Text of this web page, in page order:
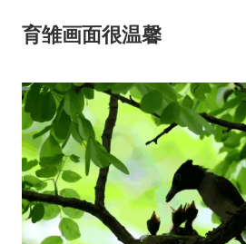
育雏画面很温馨